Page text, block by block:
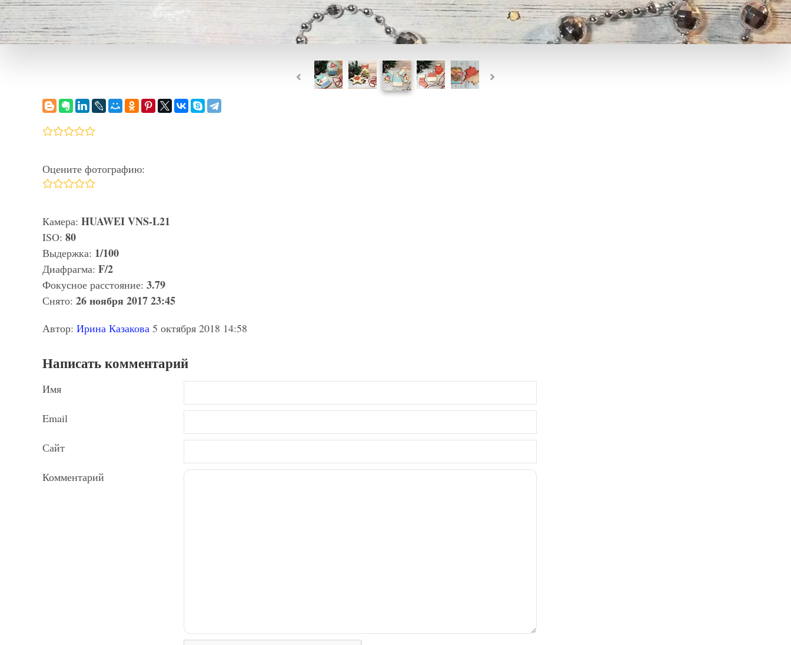
Оцените фотографию:
Камера: HUAWEI VNS-L21
ISO: 80
Выдержка: 1/100
Диафрагма: F/2
Фокусное расстояние: 3.79
Снято: 26 ноября 2017 23:45
Автор: Ирина Казакова 5 октября 2018 14:58
Написать комментарий
Имя
Email
Сайт
Комментарий